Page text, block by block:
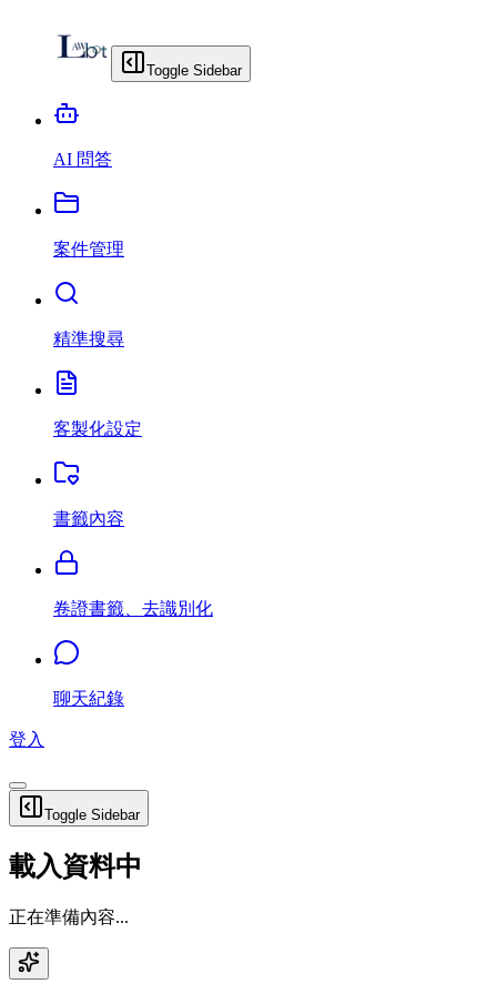
Toggle Sidebar
AI 問答
案件管理
精準搜尋
客製化設定
書籤內容
卷證書籤、去識別化
聊天紀錄
登入
Toggle Sidebar
載入資料中
正在準備內容...